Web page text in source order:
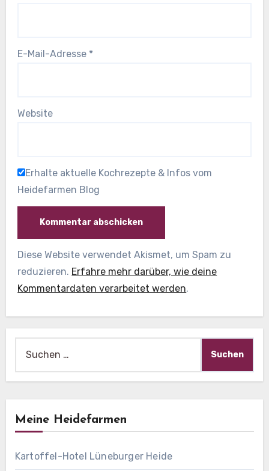
E-Mail-Adresse *
Website
Erhalte aktuelle Kochrezepte & Infos vom
Heidefarmen Blog
Diese Website verwendet Akismet, um Spam zu
reduzieren. Erfahre mehr darüber, wie deine
Kommentardaten verarbeitet werden.
Meine Heidefarmen
Kartoffel-Hotel Lüneburger Heide